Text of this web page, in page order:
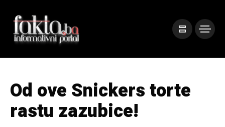
Od ove Snickers torte
rastu zazubice!